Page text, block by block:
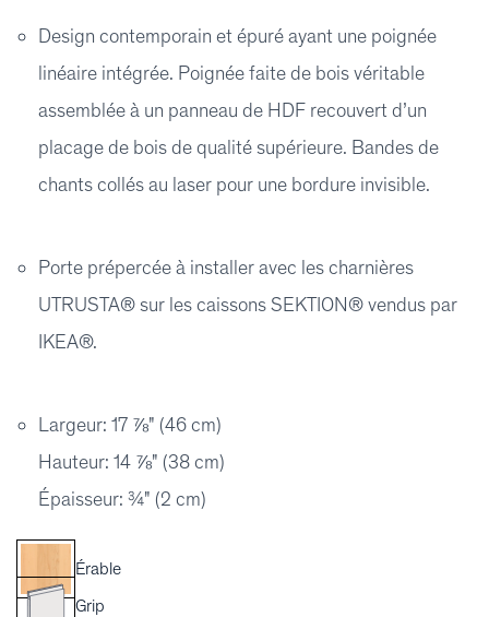
Design contemporain et épuré ayant une poignée
linéaire intégrée. Poignée faite de bois véritable
assemblée à un panneau de HDF recouvert d’un
placage de bois de qualité supérieure. Bandes de
chants collés au laser pour une bordure invisible.
Porte prépercée à installer avec les charnières
UTRUSTA® sur les caissons SEKTION® vendus par
IKEA®.
Largeur: 17 ⅞" (46 cm)
Hauteur: 14 ⅞" (38 cm)
Épaisseur: ¾" (2 cm)
Érable
Grip